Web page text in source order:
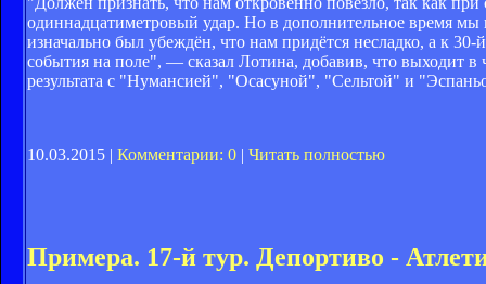
одиннадцатиметровый удар. Но в дополнительное время
изначально был убеждён, что нам придётся несладко, а к
события на поле", — сказал Лотина, добавив, что выходит в
результата с "Нумансией", "Осасуной", "Сельтой" и
10.03.2015 | Комментарии: 0 | Читать полностью
Примера. 17-й тур. Депортиво -